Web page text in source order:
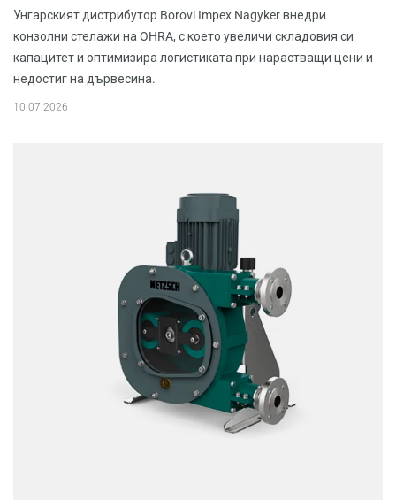
Унгарският дистрибутор Borovi Impex Nagyker внедри
конзолни стелажи на OHRA, с което увеличи складовия си
капацитет и оптимизира логистиката при нарастващи цени и
недостиг на дървесина.
10.07.2026